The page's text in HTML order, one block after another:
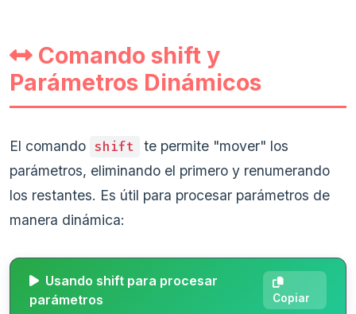
Comando shift y
Parámetros Dinámicos
El comando shift
te permite "mover" los
parámetros, eliminando el primero y renumerando
los restantes. Es útil para procesar parámetros de
manera dinámica:
Usando shift para procesar
parámetros
Copiar